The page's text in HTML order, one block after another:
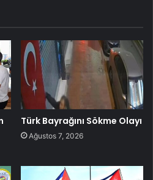
Türk Bayrağını Sökme Olayı
Ağustos 7, 2026